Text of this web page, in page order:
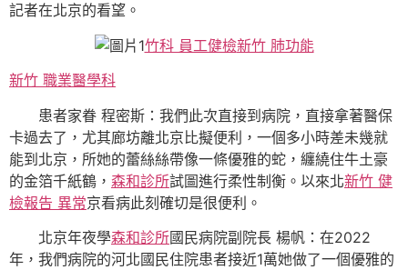
記者在北京的看望。
竹科 員工健檢新竹 肺功能
新竹 職業醫學科
患者家眷 程密斯：我們此次直接到病院，直接拿著醫保
卡過去了，尤其廊坊離北京比擬便利，一個多小時差未幾就
能到北京，所她的蕾絲絲帶像一條優雅的蛇，纏繞住牛土豪
的金箔千紙鶴， 森和診所試圖進行柔性制衡。以來北新竹 健
檢報告 異常京看病此刻確切是很便利。
北京年夜學森和診所國民病院副院長 楊帆：在2022
年，我們病院的河北國民住院患者接近1萬她做了一個優雅的